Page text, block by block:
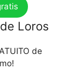
Loros
de